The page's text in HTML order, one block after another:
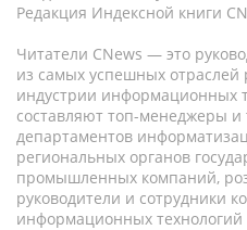
Редакция Индексной книги
Читатели CNews — это
из самых успешных отраслей
индустрии информационных
составляют топ-менеджеры и
департаментов
региональных органов
промышленных компаний,
руководители и сотрудники
информационных технологий